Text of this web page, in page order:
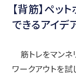
【背筋】ペッ
できるアイデ
筋トレをマンネ
ワークアウトを試